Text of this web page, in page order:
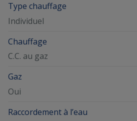
Type chauffage
Individuel
Chauffage
C.C. au gaz
Gaz
Oui
Raccordement à l’eau